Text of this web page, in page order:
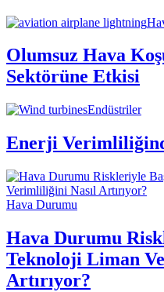
Olumsuz Hava
Sektörüne Etkisi
Endüstriler
Enerji
Hava Durumu
Hava Durumu
Teknoloji Liman
Artırıyor?